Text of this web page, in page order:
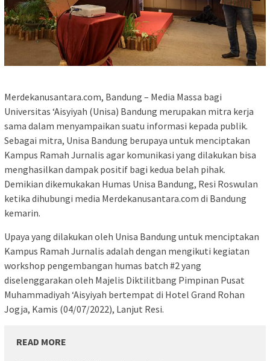
Merdekanusantara.com, Bandung – Media Massa bagi
Universitas ‘Aisyiyah (Unisa) Bandung merupakan mitra kerja
sama dalam menyampaikan suatu informasi kepada publik.
Sebagai mitra, Unisa Bandung berupaya untuk menciptakan
Kampus Ramah Jurnalis agar komunikasi yang dilakukan bisa
menghasilkan dampak positif bagi kedua belah pihak.
Demikian dikemukakan Humas Unisa Bandung, Resi Roswulan
ketika dihubungi media Merdekanusantara.com di Bandung
kemarin.
Upaya yang dilakukan oleh Unisa Bandung untuk menciptakan
Kampus Ramah Jurnalis adalah dengan mengikuti kegiatan
workshop pengembangan humas batch #2 yang
diselenggarakan oleh Majelis Diktilitbang Pimpinan Pusat
Muhammadiyah ‘Aisyiyah bertempat di Hotel Grand Rohan
Jogja, Kamis (04/07/2022), Lanjut Resi.
READ MORE